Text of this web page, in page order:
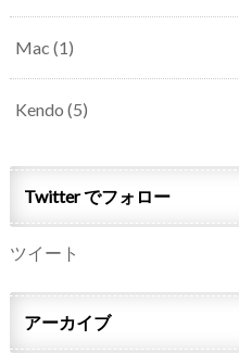
Mac (1)
Kendo (5)
Twitter でフォロー
ツイート
アーカイブ